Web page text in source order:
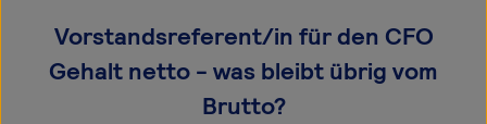
Vorstandsreferent/in für den CFO
Gehalt netto - was bleibt übrig vom
Brutto?